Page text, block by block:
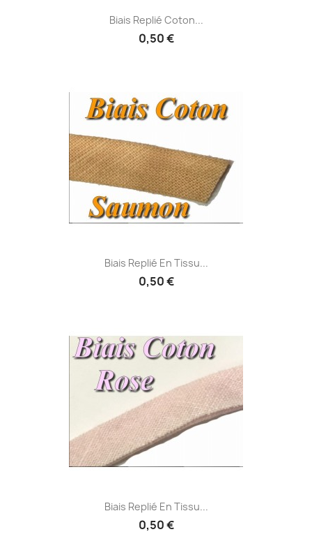
Biais Replié Coton...
0,50 €
Biais Replié En Tissu...
0,50 €
Biais Replié En Tissu...
0,50 €